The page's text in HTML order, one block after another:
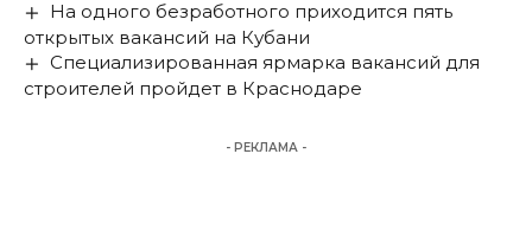
На одного безработного приходится пять
открытых вакансий на Кубани
Специализированная ярмарка вакансий для
строителей пройдет в Краснодаре
- РЕКЛАМА -